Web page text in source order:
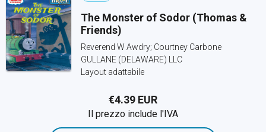
The Monster of Sodor (Thomas &
Friends)
Reverend W Awdry; Courtney Carbone
GULLANE (DELAWARE) LLC
Layout adattabile
€4.39 EUR
Il prezzo include l'IVA